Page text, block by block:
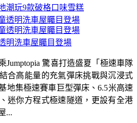
明洗車屋矚目登場
Jumptopia 驚喜打造盛夏「極速車隊
合高能量的充氣彈床挑戰與沉浸式
地集極速賽車巨型彈床、6.5米高速
迷你方程式極速隧道，更設有全港
...